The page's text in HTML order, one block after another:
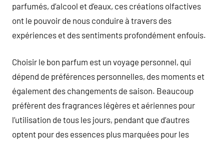
parfumés, d’alcool et d’eaux, ces créations olfactives
ont le pouvoir de nous conduire à travers des
expériences et des sentiments profondément enfouis.
Choisir le bon parfum est un voyage personnel, qui
dépend de préférences personnelles, des moments et
également des changements de saison. Beaucoup
préfèrent des fragrances légères et aériennes pour
l’utilisation de tous les jours, pendant que d’autres
optent pour des essences plus marquées pour les